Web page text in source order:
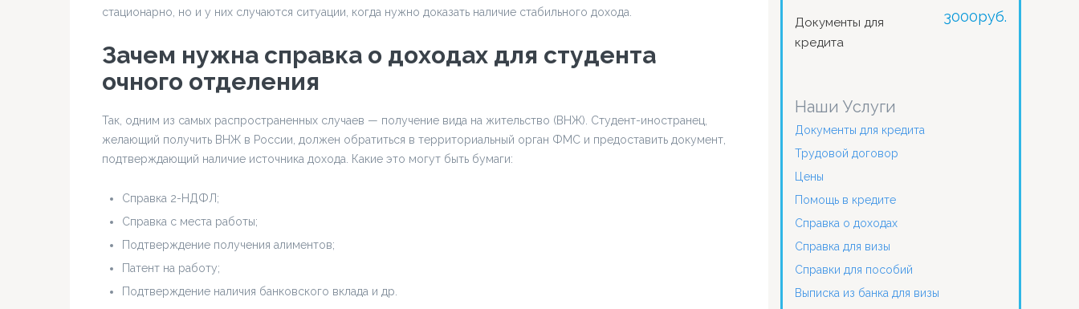
стационарно, но и у них случаются ситуации, когда нужно доказать наличие стабильного дохода.
Зачем нужна справка о доходах для студента
очного отделения
Так, одним из самых распространенных случаев — получение вида на жительство (ВНЖ). Студент-иностранец,
желающий получить ВНЖ в России, должен обратиться в территориальный орган ФМС и предоставить документ,
подтверждающий наличие источника дохода. Какие это могут быть бумаги:
Справка 2-НДФЛ;
Справка с места работы;
Подтверждение получения алиментов;
Патент на работу;
Подтверждение наличия банковского вклада и др.
Документы для
кредита
3000руб.
Наши Услуги
Документы для кредита
Трудовой договор
Цены
Помощь в кредите
Справка о доходах
Справка для визы
Справки для пособий
Выписка из банка для визы